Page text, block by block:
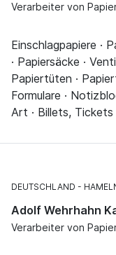
Verarbeiter von
Einschlagpapiere ·
· Papiersäcke ·
Papiertüten ·
Formulare ·
Art · Billets,
DEUTSCHLAND
Adolf Wehrhahn
Verarbeiter von